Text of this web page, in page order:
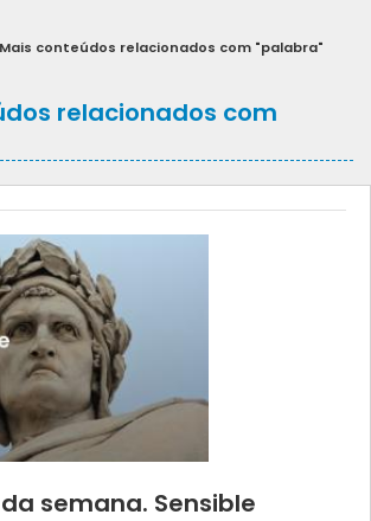
Mais conteúdos relacionados com "palabra"
relacionados com
semana. Sensible